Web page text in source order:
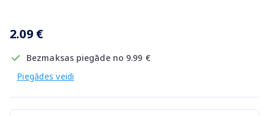
2.09 €
Bezmaksas piegāde no 9.99 €
Piegādes veidi